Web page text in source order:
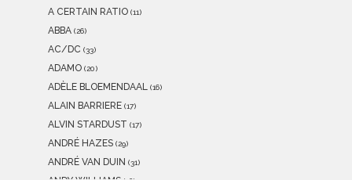
A CERTAIN RATIO (11)
ABBA (26)
AC/DC (33)
ADAMO (20)
ADÈLE BLOEMENDAAL (16)
ALAIN BARRIERE (17)
ALVIN STARDUST (17)
ANDRÉ HAZES (29)
ANDRÉ VAN DUIN (31)